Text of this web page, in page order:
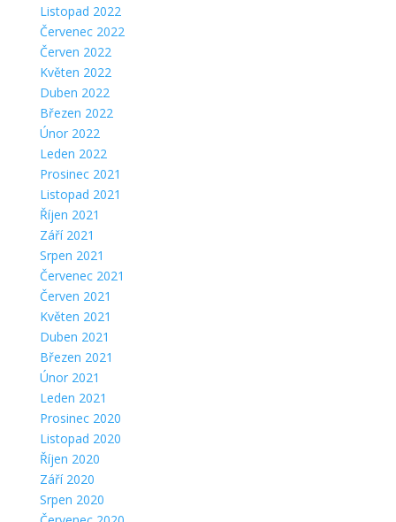
Listopad 2022
Červenec 2022
Červen 2022
Květen 2022
Duben 2022
Březen 2022
Únor 2022
Leden 2022
Prosinec 2021
Listopad 2021
Říjen 2021
Září 2021
Srpen 2021
Červenec 2021
Červen 2021
Květen 2021
Duben 2021
Březen 2021
Únor 2021
Leden 2021
Prosinec 2020
Listopad 2020
Říjen 2020
Září 2020
Srpen 2020